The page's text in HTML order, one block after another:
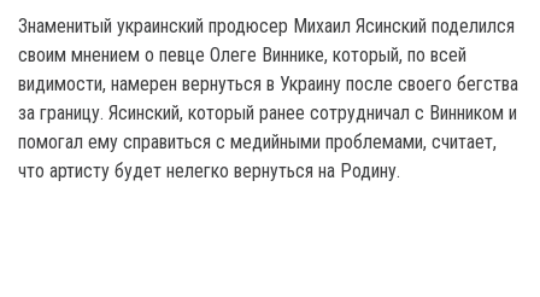
Знаменитый украинский продюсер Михаил Ясинский поделился
своим мнением о певце Олеге Виннике, который, по всей
видимости, намерен вернуться в Украину после своего бегства
за границу. Ясинский, который ранее сотрудничал с Винником и
помогал ему справиться с медийными проблемами, считает,
что артисту будет нелегко вернуться на Родину.